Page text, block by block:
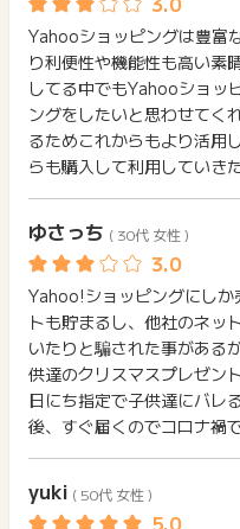
※PayPayモール出店ストア
※PayPayポイントでのお支
※下記の場合、ポイント獲
・虚偽、いたずら、重複 /
ふるさと納税の寄付申し込
ト、Apple Gift Card 認定
※ポイントタウン経由（ク
4時間を経過した注文
※ポイントタウン経由（ク
っていた商品の注文
・外部ストアでの購入
・注文から確定まで2ヶ月
・セブンネットショッピン
ど、ストア名に「（外部）
・Yahoo!ショッピング以外
合（例：Yahoo!オークショ
o!コミック等）
・レンタル、訪問サービス
クーポンなどの役務サービス
Yahooショッピングは豊富
り利便性や機能性も高い素
してる中でもYahooショッ
ングをしたいと思わせてく
るためこれからもより活用
らも購入して利用していき
ゆさっち ( 30代 女性 )
Yahoo!ショッピングにし
トも貯まるし、他社のネッ
いたりと騙された事がある
供達のクリスマスプレゼン
日にち指定で子供達にバレ
後、すぐ届くのでコロナ禍
yuki ( 50代 女性 )